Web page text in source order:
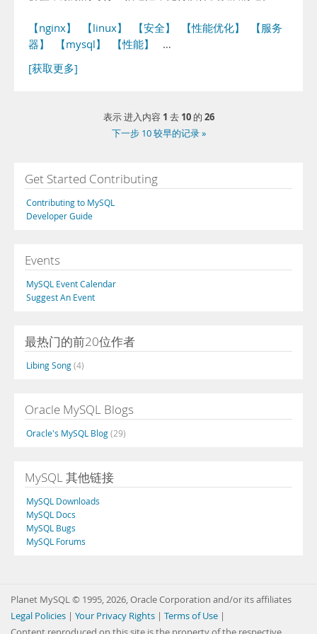
【nginx】 【linux】 【安全】 【性能优化】
【服务
器】
【mysql】 【性能】
…
[获取更多]
表示 进入内容 1 去 10的 26
下一步 10 较早的记录 »
Get Started Contributing
Contributing to MySQL
Developer Guide
Events
MySQL Event Calendar
Suggest An Event
最热门的前20位作者
Libing Song(4)
Oracle MySQL Blogs
Oracle's MySQL Blog(29)
MySQL 其他链接
MySQL Downloads
MySQL Docs
MySQL Bugs
MySQL Forums
Planet MySQL © 1995, 2026, Oracle Corporation and/or its affiliates
Legal Policies | Your Privacy Rights | Terms of Use |